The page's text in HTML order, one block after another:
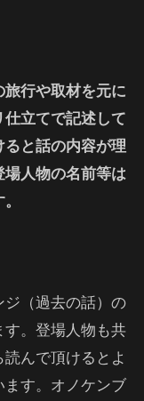
行や取材を元に
立てで記述して
と話の内容が理
人物の名前等は
ジ（過去の話）の
。登場人物も共
んで頂けるとよ
ます。オノケンブ